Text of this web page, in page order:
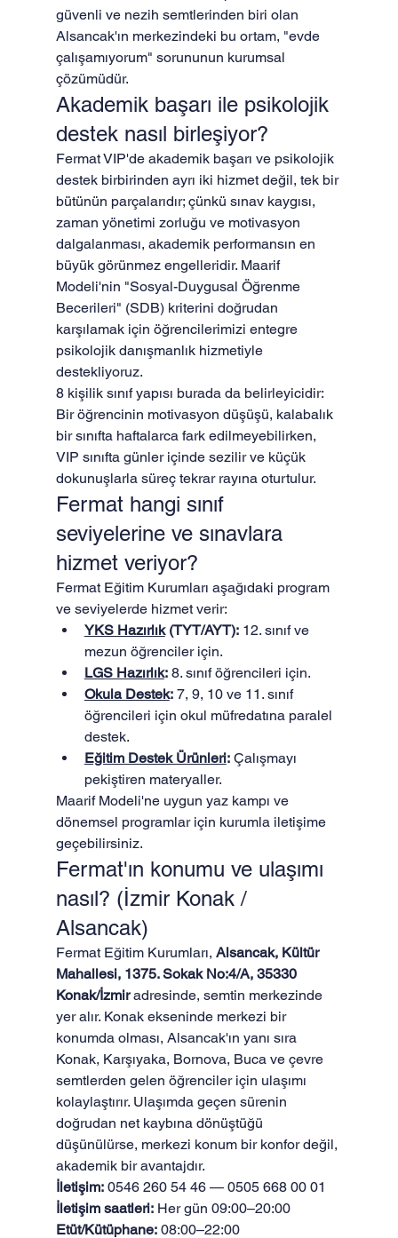
güvenli ve nezih semtlerinden biri olan
Alsancak'ın merkezindeki bu ortam, "evde
çalışamıyorum" sorununun kurumsal
çözümüdür.
Akademik başarı ile psikolojik
destek nasıl birleşiyor?
Fermat VIP'de akademik başarı ve psikolojik
destek birbirinden ayrı iki hizmet değil, tek bir
bütünün parçalarıdır; çünkü sınav kaygısı,
zaman yönetimi zorluğu ve motivasyon
dalgalanması, akademik performansın en
büyük görünmez engelleridir. Maarif
Modeli'nin "Sosyal-Duygusal Öğrenme
Becerileri" (SDB) kriterini doğrudan
karşılamak için öğrencilerimizi entegre
psikolojik danışmanlık hizmetiyle
destekliyoruz.
8 kişilik sınıf yapısı burada da belirleyicidir:
Bir öğrencinin motivasyon düşüşü, kalabalık
bir sınıfta haftalarca fark edilmeyebilirken,
VIP sınıfta günler içinde sezilir ve küçük
dokunuşlarla süreç tekrar rayına oturtulur.
Fermat hangi sınıf
seviyelerine ve sınavlara
hizmet veriyor?
Fermat Eğitim Kurumları aşağıdaki program
ve seviyelerde hizmet verir:
YKS Hazırlık (TYT/AYT): 12. sınıf ve
mezun öğrenciler için.
LGS Hazırlık: 8. sınıf öğrencileri için.
Okula Destek: 7, 9, 10 ve 11. sınıf
öğrencileri için okul müfredatına paralel
destek.
Eğitim Destek Ürünleri: Çalışmayı
pekiştiren materyaller.
Maarif Modeli'ne uygun yaz kampı ve
dönemsel programlar için kurumla iletişime
geçebilirsiniz.
Fermat'ın konumu ve ulaşımı
nasıl? (İzmir Konak /
Alsancak)
Fermat Eğitim Kurumları, Alsancak, Kültür
Mahallesi, 1375. Sokak No:4/A, 35330
Konak/İzmir adresinde, semtin merkezinde
yer alır. Konak ekseninde merkezi bir
konumda olması, Alsancak'ın yanı sıra
Konak, Karşıyaka, Bornova, Buca ve çevre
semtlerden gelen öğrenciler için ulaşımı
kolaylaştırır. Ulaşımda geçen sürenin
doğrudan net kaybına dönüştüğü
düşünülürse, merkezi konum bir konfor değil,
akademik bir avantajdır.
İletişim: 0546 260 54 46 — 0505 668 00 01
İletişim saatleri: Her gün 09:00–20:00
Etüt/Kütüphane: 08:00–22:00